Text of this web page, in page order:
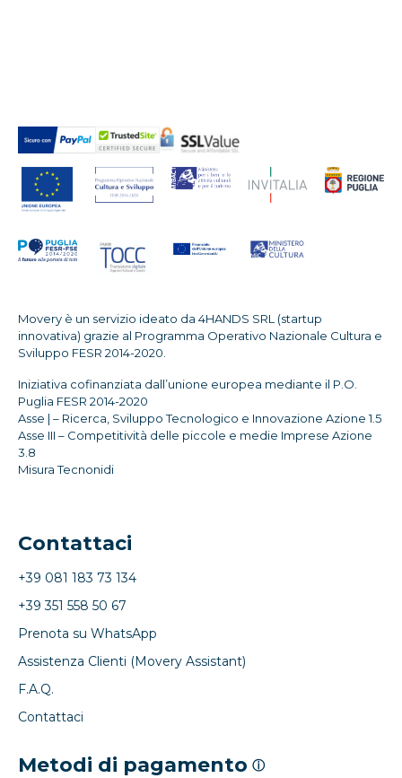
Movery è un servizio ideato da 4HANDS SRL (startup
innovativa) grazie al Programma Operativo Nazionale Cultura e
Sviluppo FESR 2014-2020.
Iniziativa cofinanziata dall’unione europea mediante il P.O.
Puglia FESR 2014-2020
Asse | – Ricerca, Sviluppo Tecnologico e Innovazione Azione 1.5
Asse III – Competitività delle piccole e medie Imprese Azione
3.8
Misura Tecnonidi
Contattaci
+39 081 183 73 134
+39 351 558 50 67
Prenota su WhatsApp
Assistenza Clienti (Movery Assistant)
F.A.Q.
Contattaci
Metodi di pagamento ⓘ